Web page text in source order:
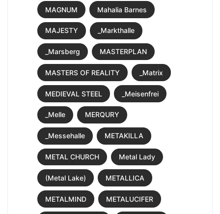
MAGNUM Mahalia Barnes
MAJESTY _Markthalle
_Marsberg MASTERPLAN
MASTERS OF REALITY _Matrix
MEDIEVAL STEEL _Meisenfrei
_Melle MERQURY
_Messehalle METAKILLA
METAL CHURCH Metal Lady
(Metal Lake) METALLICA
METALMIND METALUCIFER